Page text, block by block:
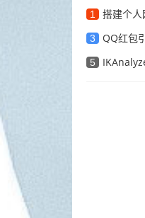
1 搭建个
3 QQ红包
5 IKAnalyzer